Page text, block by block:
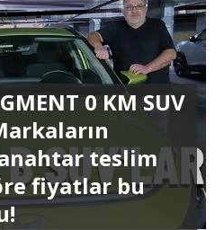
0 KM SUV
teslim
fiyatlar bu